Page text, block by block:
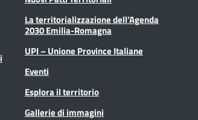
La territorializzazione dell’Agenda
2030 Emilia-Romagna
UPI – Unione Province Italiane
Eventi
Esplora il territorio
Gallerie di immagini